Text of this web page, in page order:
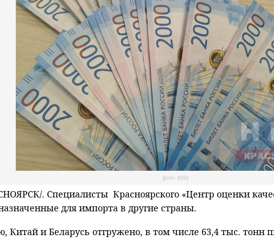
фото: НИА
. Специалисты Красноярского «Центр оценки
для импорта в другие страны.
Китай и Беларусь отгружено, в том числе 63,4 тыс. тонн